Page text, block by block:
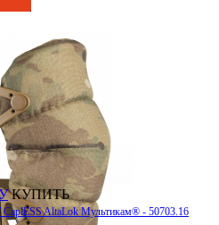
КУПИТЬ
AltaLok Мультикам® - 50703.16